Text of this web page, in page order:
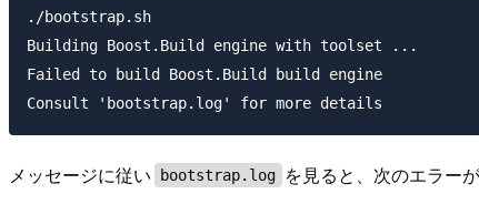
./bootstrap.sh
Building Boost.Build engine with toolset ...
Failed to build Boost.Build build engine
メッセージに従い bootstrap.log を見ると、次のエラー